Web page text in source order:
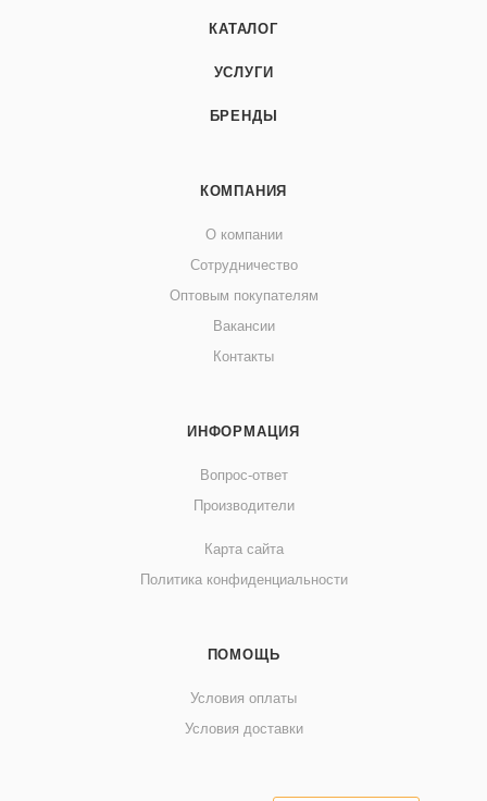
КАТАЛОГ
УСЛУГИ
БРЕНДЫ
КОМПАНИЯ
О компании
Сотрудничество
Оптовым покупателям
Вакансии
Контакты
ИНФОРМАЦИЯ
Вопрос-ответ
Производители
Карта сайта
Политика конфиденциальности
ПОМОЩЬ
Условия оплаты
Условия доставки